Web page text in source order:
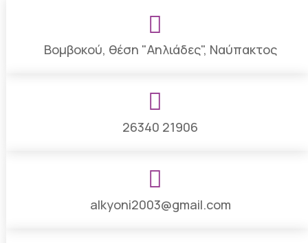

Βομβοκού, θέση "Αηλιάδες", Ναύπακτος

26340 21906

alkyoni2003@gmail.com